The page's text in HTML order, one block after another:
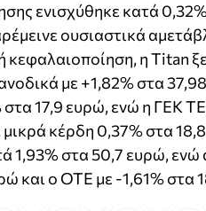
ενισχύθηκε κατά
ουσιαστικά
η Titan
με +1,82% στα
17,9 ευρώ, ενώ η ΓΕΚ
κέρδη 0,37% στα
1,93% στα 50,7 ευρώ, ενώ
και ο ΟΤΕ με -1,61% στα